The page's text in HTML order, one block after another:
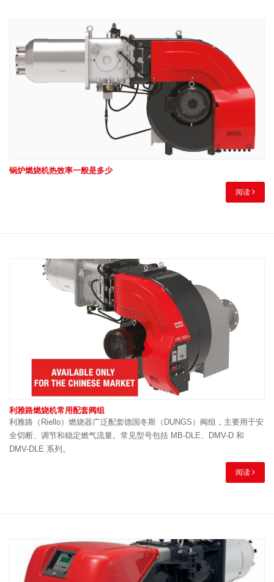
锅炉燃烧机热效率一般是多少
阅读
利雅路燃烧机常用配套阀组
利雅路（Riello）燃烧器广泛配套德国冬斯（DUNGS）阀组，主要用于安
全切断、调节和稳定燃气流量。常见型号包括 MB-DLE、DMV-D 和
DMV-DLE 系列。
阅读